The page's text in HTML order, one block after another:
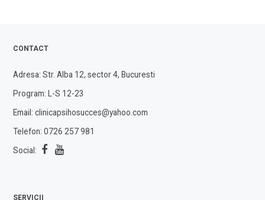
CONTACT
Adresa: Str. Alba 12, sector 4, Bucuresti
Program: L-S 12-23
Email:clinicapsihosucces@yahoo.com
Telefon:0726 257 981
Social:
SERVICII